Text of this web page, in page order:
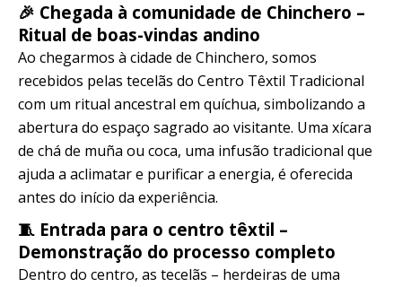
🎉 Chegada à comunidade de Chinchero –
Ritual de boas-vindas andino
Ao chegarmos à cidade de Chinchero, somos
recebidos pelas tecelãs do Centro Têxtil Tradicional
com um ritual ancestral em quíchua, simbolizando a
abertura do espaço sagrado ao visitante. Uma xícara
de chá de muña ou coca, uma infusão tradicional que
ajuda a aclimatar e purificar a energia, é oferecida
antes do início da experiência.
🧵 Entrada para o centro têxtil –
Demonstração do processo completo
Dentro do centro, as tecelãs – herdeiras de uma